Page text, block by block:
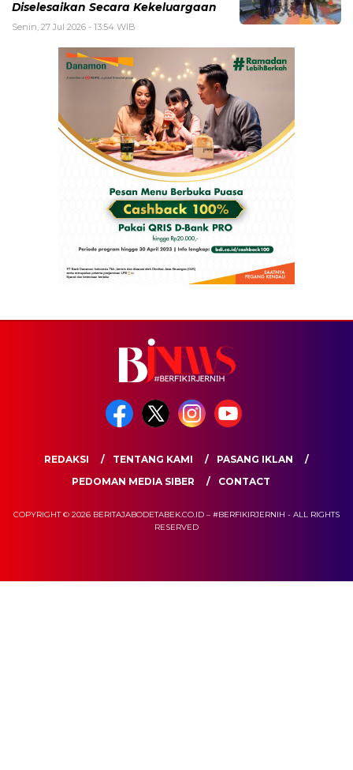
Diselesaikan Secara Kekeluargaan
Senin, 27 Jul 2026 - 13:54 WIB
REDAKSI TENTANG KAMI
PASANG IKLAN
PEDOMAN MEDIA SIBER
CONTACT
COPYRIGHT © 2026 BERITAJABODETABEK.CO.ID – #BERFIKIRJERNIH - ALL RIGHTS
RESERVED